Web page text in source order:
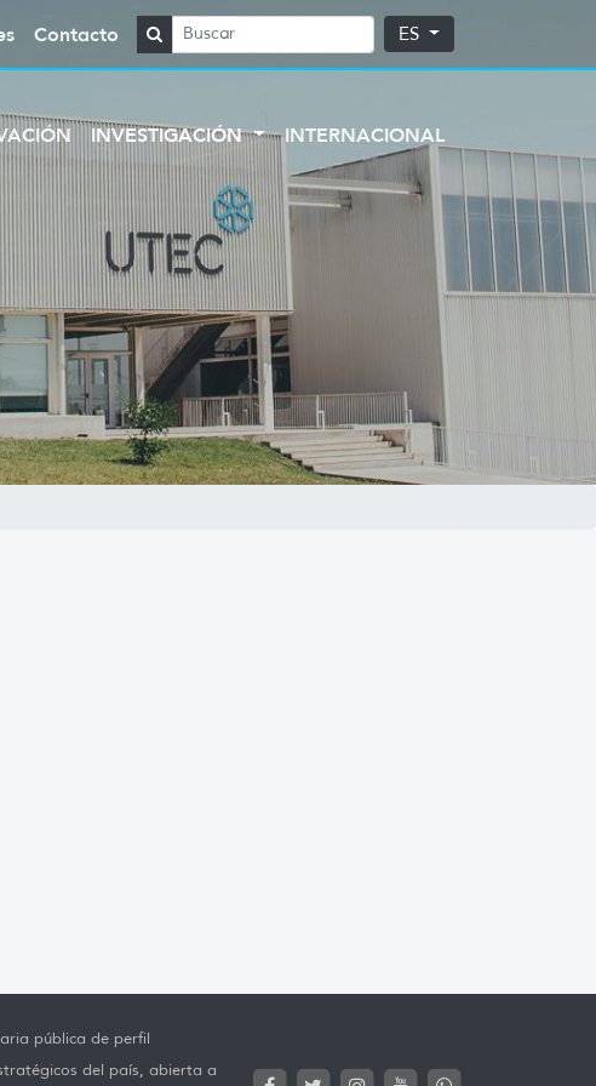
Contacto ES
INVESTIGACIÓN INTERNACIONAL
pública de perfil
del país, abierta a